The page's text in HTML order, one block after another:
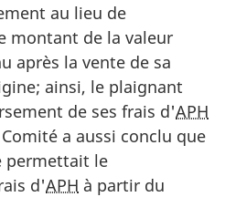
au lieu de
montant de la valeur
après la vente de sa
ainsi, le plaignant
de ses frais d'APH
a aussi conclu que
permettait le
d'APH à partir du